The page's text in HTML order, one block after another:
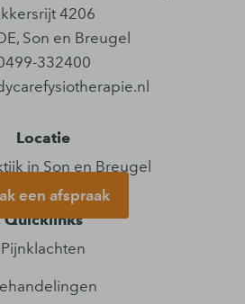
4206
, Son en Breugel
332400
Locatie
in Son en Breugel
een afspraak
Quicklinks
Pijnklachten